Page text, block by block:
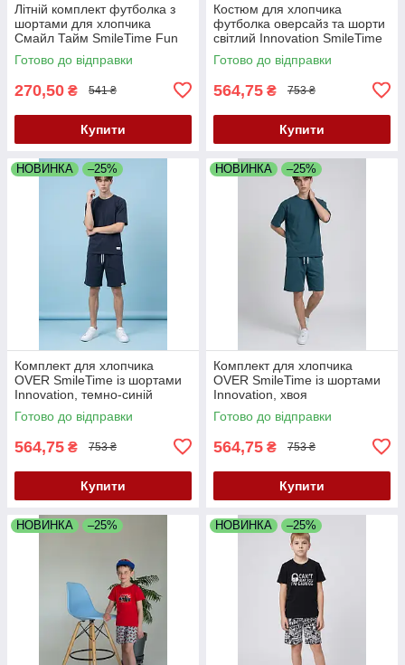
Літній комплект футболка з
шортами для хлопчика
Смайл Тайм SmileTime Fun
Готово до відправки
270,50 ₴ 541 ₴
Купити
Костюм для хлопчика
футболка оверсайз та шорти
світлий Innovation SmileTime
Готово до відправки
564,75 ₴ 753 ₴
Купити
НОВИНКА –25%
Комплект для хлопчика
OVER SmileTime із шортами
Innovation, темно-синій
Готово до відправки
564,75 ₴ 753 ₴
Купити
НОВИНКА –25%
Комплект для хлопчика
OVER SmileTime із шортами
Innovation, хвоя
Готово до відправки
564,75 ₴ 753 ₴
Купити
НОВИНКА –25% НОВИНКА –25%